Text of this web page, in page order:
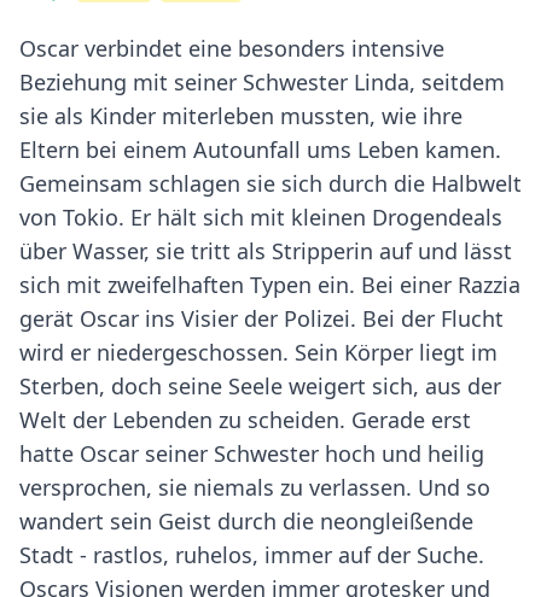
Oscar verbindet eine besonders intensive
Beziehung mit seiner Schwester Linda, seitdem
sie als Kinder miterleben mussten, wie ihre
Eltern bei einem Autounfall ums Leben kamen.
Gemeinsam schlagen sie sich durch die Halbwelt
von Tokio. Er hält sich mit kleinen Drogendeals
über Wasser, sie tritt als Stripperin auf und lässt
sich mit zweifelhaften Typen ein. Bei einer Razzia
gerät Oscar ins Visier der Polizei. Bei der Flucht
wird er niedergeschossen. Sein Körper liegt im
Sterben, doch seine Seele weigert sich, aus der
Welt der Lebenden zu scheiden. Gerade erst
hatte Oscar seiner Schwester hoch und heilig
versprochen, sie niemals zu verlassen. Und so
wandert sein Geist durch die neongleißende
Stadt - rastlos, ruhelos, immer auf der Suche.
Oscars Visionen werden immer grotesker und